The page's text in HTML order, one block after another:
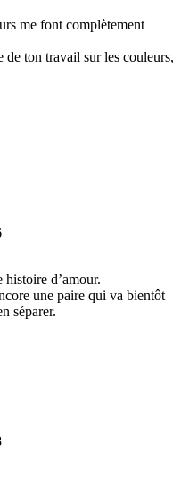
me font complètement
de ton travail sur les couleurs,
histoire d’amour.
une paire qui va bientôt
séparer.